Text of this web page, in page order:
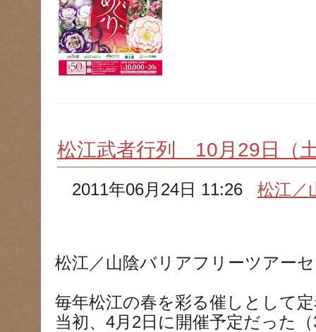
松江武者行列 10月29日（
2011年06月24日 11:26松江／
松江／山陰バリアフリーツアー
毎年松江の春を彩る催しとして
当初、4月2日に開催予定だった